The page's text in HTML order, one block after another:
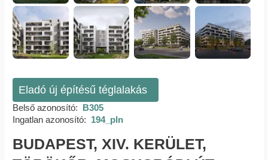
Eladó új építésű téglalakás
Belső azonosító: B305
Ingatlan azonosító: 194_pln
BUDAPEST, XIV. KERÜLET,